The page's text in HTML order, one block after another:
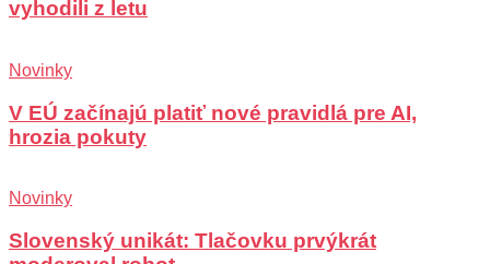
vyhodili z letu
Novinky
V EÚ začínajú platiť nové pravidlá pre AI,
hrozia pokuty
Novinky
Slovenský unikát: Tlačovku prvýkrát